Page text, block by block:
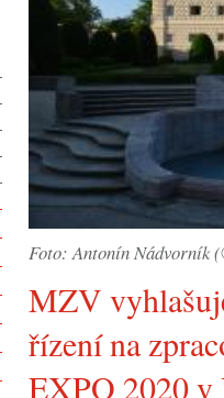
Foto: Antonín Nádvorník
MZV
řízení na
EXPO 2020 v